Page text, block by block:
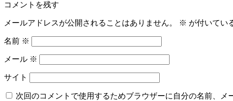
コメントを残す
メールアドレスが公開されることはありません。 ※ が付いてい
名前 ※
メール ※
サイト
次回のコメントで使用するためブラウザーに自分の名前、メ